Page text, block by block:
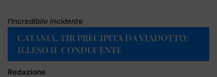
l'incredibile incidente
CATANIA, TIR PRECIPITA DA VIADOTTO:
ILLESO IL CONDUCENTE
Redazione